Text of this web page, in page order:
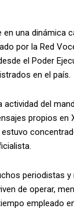
una dinámica
por la Red
el Poder
en el país.
actividad del
propios
estuvo
periodistas
de operar,
empleado